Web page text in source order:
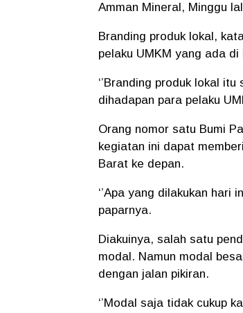
Amman Mineral, Minggu
Branding produk lokal,
pelaku UMKM yang ada
‘’Branding produk lokal
dihadapan para pelaku
Orang nomor satu Bumi
kegiatan ini dapat
Barat ke depan.
‘’Apa yang dilakukan hari
paparnya.
Diakuinya, salah satu
modal. Namun modal
dengan jalan pikiran.
‘’Modal saja tidak cukup